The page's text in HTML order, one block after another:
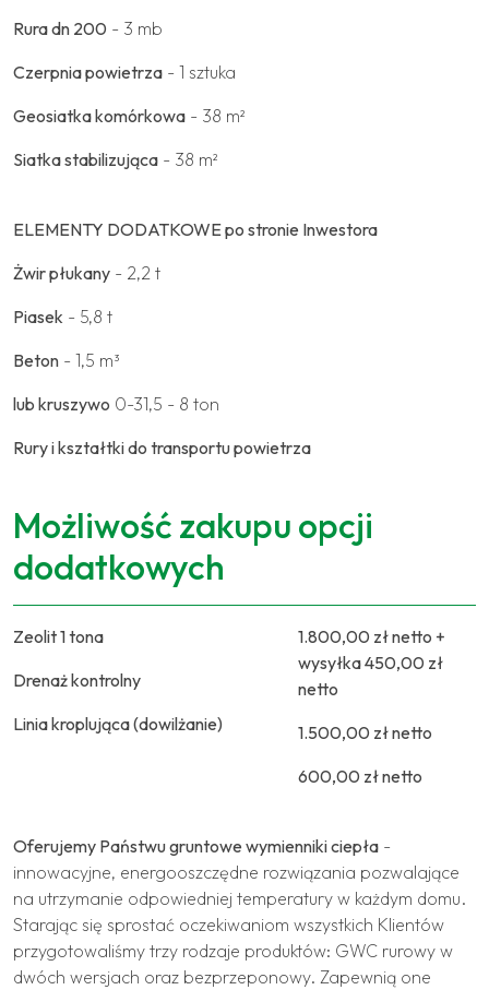
Rura dn 200 - 3 mb
Czerpnia powietrza - 1 sztuka
Geosiatka komórkowa - 38 m²
Siatka stabilizująca - 38 m²
ELEMENTY DODATKOWE po stronie Inwestora
Żwir płukany - 2,2 t
Piasek - 5,8 t
Beton - 1,5 m³
lub kruszywo 0-31,5 - 8 ton
Rury i kształtki do transportu powietrza
Możliwość zakupu opcji
dodatkowych
Zeolit 1 tona
Drenaż kontrolny
Linia kroplująca (dowilżanie)
1.800,00 zł netto +
wysyłka 450,00 zł
netto
1.500,00 zł netto
600,00 zł netto
Oferujemy Państwu gruntowe wymienniki ciepła -
innowacyjne, energooszczędne rozwiązania pozwalające
na utrzymanie odpowiedniej temperatury w każdym domu.
Starając się sprostać oczekiwaniom wszystkich Klientów
przygotowaliśmy trzy rodzaje produktów: GWC rurowy w
dwóch wersjach oraz bezprzeponowy. Zapewnią one